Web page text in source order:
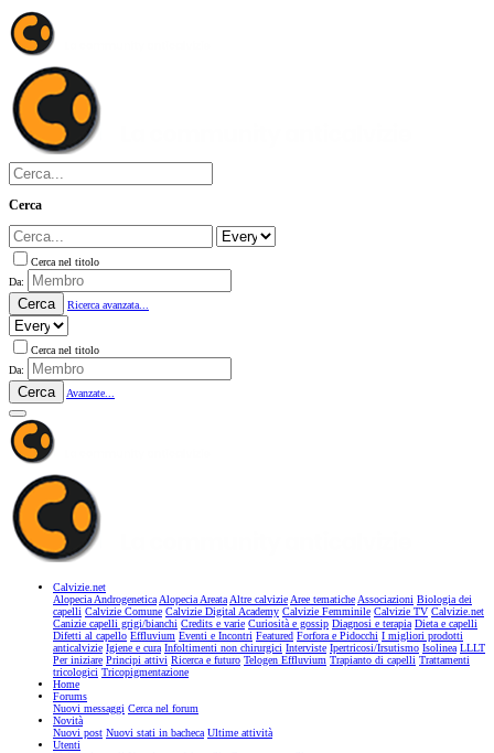
Cerca
Cerca nel titolo
Da:
Cerca Ricerca avanzata...
Cerca nel titolo
Da:
Cerca Avanzate...
Calvizie.net
Alopecia AndrogeneticaAlopecia AreataAltre calvizieAree tematicheAssociazioni Biologia dei
capelli Calvizie Comune Calvizie Digital Academy Calvizie Femminile Calvizie TV Calvizie.net
Canizie capelli grigi/bianchi Credits e varie Curiosità e gossip Diagnosi e terapia Dieta e capelli
Difetti al capello Effluvium Eventi e Incontri Featured Forfora e Pidocchi I migliori prodotti
anticalvizie Igiene e cura Infoltimenti non chirurgici Interviste Ipertricosi/Irsutismo Isolinea LLLT
Per iniziare Principi attivi Ricerca e futuro Telogen Effluvium Trapianto di capelli Trattamenti
tricologici Tricopigmentazione
Home
Forums
Nuovi messaggi Cerca nel forum
Novità
Nuovi post Nuovi stati in bacheca Ultime attività
Utenti